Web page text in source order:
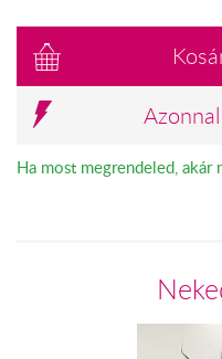
Ha most megrendeled, akár